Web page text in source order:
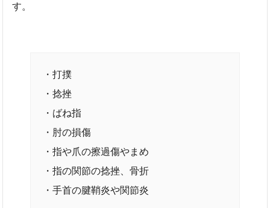
す。
・打撲
・捻挫
・ばね指
・肘の損傷
・指や爪の擦過傷やまめ
・指の関節の捻挫、骨折
・手首の腱鞘炎や関節炎